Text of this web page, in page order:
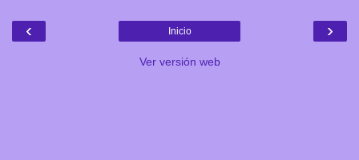
‹ ›
Inicio
Ver versión web